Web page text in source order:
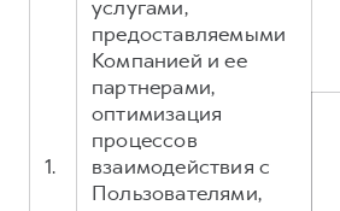
Коллекция Детская
1.
услугами,
предоставляемыми
Компанией и ее
партнерами,
оптимизация
процессов
взаимодействия с
Пользователями,